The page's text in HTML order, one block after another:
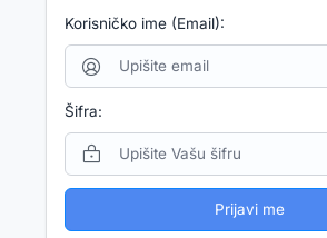
Korisničko ime (Email):
Šifra:
Prijavi me